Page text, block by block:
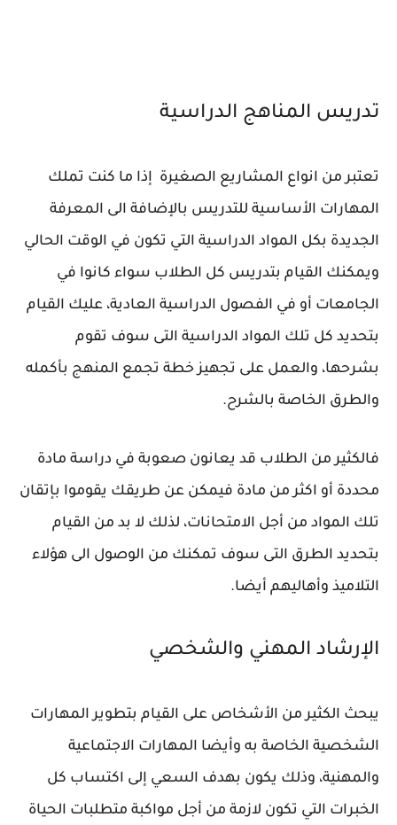
تدريس المناهج الدراسية
تعتبر من انواع المشاريع الصغيرة إذا ما كنت تملك
المهارات الأساسية للتدريس بالإضافة الى المعرفة
الجديدة بكل المواد الدراسية التي تكون في الوقت الحالي
ويمكنك القيام بتدريس كل الطلاب سواء كانوا في
الجامعات أو في الفصول الدراسية العادية، عليك القيام
بتحديد كل تلك المواد الدراسية التى سوف تقوم
بشرحها، والعمل على تجهيز خطة تجمع المنهج بأكمله
والطرق الخاصة بالشرح.
فالكثير من الطلاب قد يعانون صعوبة في دراسة مادة
محددة أو اكثر من مادة فيمكن عن طريقك يقوموا بإتقان
تلك المواد من أجل الامتحانات، لذلك لا بد من القيام
بتحديد الطرق التى سوف تمكنك من الوصول الى هؤلاء
التلاميذ وأهاليهم أيضا.
الإرشاد المهني والشخصي
يبحث الكثير من الأشخاص على القيام بتطوير المهارات
الشخصية الخاصة به وأيضا المهارات الاجتماعية
والمهنية، وذلك يكون بهدف السعي إلى اكتساب كل
الخبرات التي تكون لازمة من أجل مواكبة متطلبات الحياة